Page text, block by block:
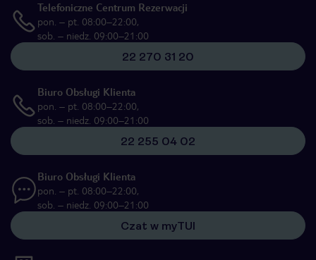
Telefoniczne Centrum Rezerwacji
pon. – pt. 08:00–22:00,
sob. – niedz. 09:00–21:00
22 270 31 20
Biuro Obsługi Klienta
pon. – pt. 08:00–22:00,
sob. – niedz. 09:00–21:00
22 255 04 02
Biuro Obsługi Klienta
pon. – pt. 08:00–22:00,
sob. – niedz. 09:00–21:00
Czat w myTUI